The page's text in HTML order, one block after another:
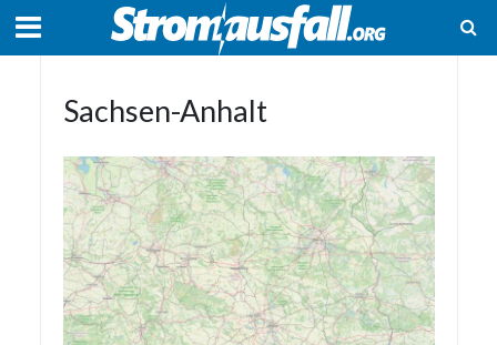
Sachsen-Anhalt